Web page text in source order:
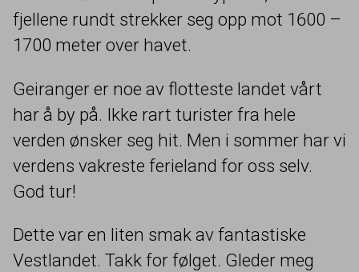
fjellene rundt strekker seg opp mot 1600 –
1700 meter over havet.
Geiranger er noe av flotteste landet vårt
har å by på. Ikke rart turister fra hele
verden ønsker seg hit. Men i sommer har vi
verdens vakreste ferieland for oss selv.
God tur!
Dette var en liten smak av fantastiske
Vestlandet. Takk for følget. Gleder meg